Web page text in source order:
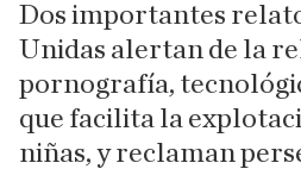
Dos importantes
Unidas alertan de la
pornografía,
que facilita la
niñas, y reclaman